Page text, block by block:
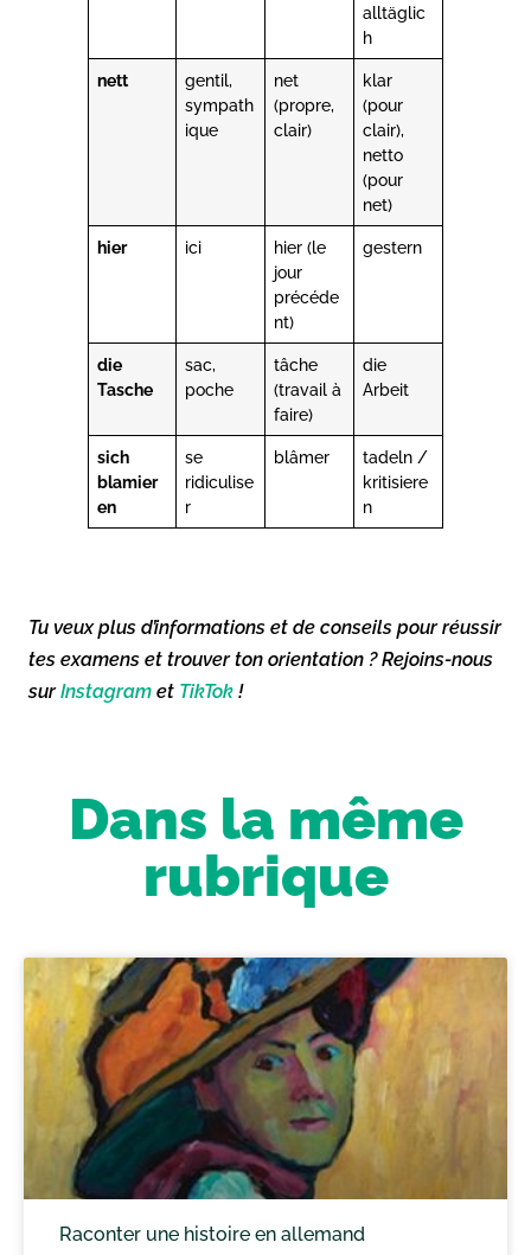
alltäglic
h
nett
gentil,
sympath
ique
net
(propre,
clair)
klar
(pour
clair),
netto
(pour
net)
hier ici
hier (le
jour
précéde
nt)
gestern
die
Tasche
sac,
poche
tâche
(travail à
faire)
die
Arbeit
sich
blamier
en
se
ridiculise
r
blâmer
tadeln /
kritisiere
n
Tu veux plus d’informations et de conseils pour réussir
tes examens et trouver ton orientation ? Rejoins-nous
surInstagram et TikTok !
Dans la même
rubrique
Raconter une histoire en allemand